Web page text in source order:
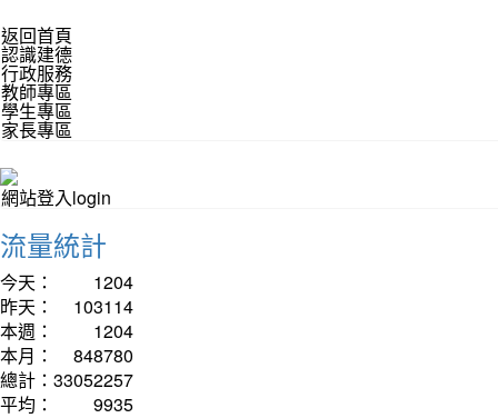
返回首頁
認識建德
行政服務
教師專區
學生專區
家長專區
網站登入login
流量統計
今天：
1204
昨天：
103114
本週：
1204
本月：
848780
總計： 33052257
平均：
9935